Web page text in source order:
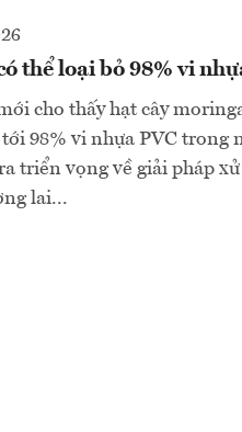
thể loại bỏ 98% vi
cho thấy hạt cây
98% vi nhựa PVC trong
triển vọng về giải pháp
lai...